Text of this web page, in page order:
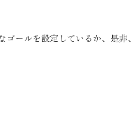
ールを設定しているか、是非、